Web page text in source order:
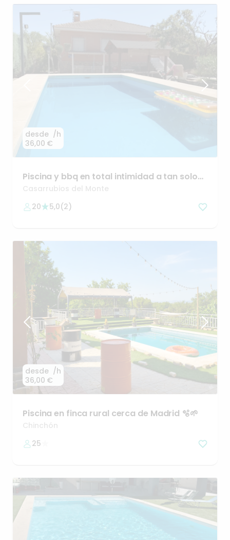
desde
36,00 €
/h
Piscina y bbq en total intimidad a tan solo
30min de Madrid
Casarrubios del Monte
20
5,0(2)
desde
36,00 €
/h
Piscina en finca rural cerca de Madrid 🫧🌱
Chinchón
25